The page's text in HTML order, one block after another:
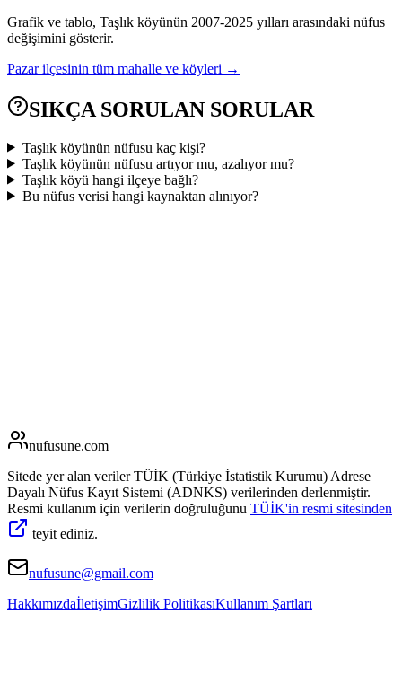
Grafik ve tablo, Taşlık köyünün 2007-2025 yılları arasındaki nüfus
değişimini gösterir.
Pazar ilçesinin tüm mahalle ve köyleri →
SIKÇA SORULAN SORULAR
Taşlık köyünün nüfusu kaç kişi?
Taşlık köyünün nüfusu artıyor mu, azalıyor mu?
Taşlık köyü hangi ilçeye bağlı?
Bu nüfus verisi hangi kaynaktan alınıyor?
nufusune.com
Sitede yer alan veriler TÜİK (Türkiye İstatistik Kurumu) Adrese
Dayalı Nüfus Kayıt Sistemi (ADNKS) verilerinden derlenmiştir.
Resmi kullanım için verilerin doğruluğunu TÜİK'in resmi sitesinden
teyit ediniz.
nufusune@gmail.com
HakkımızdaİletişimGizlilik PolitikasıKullanım Şartları